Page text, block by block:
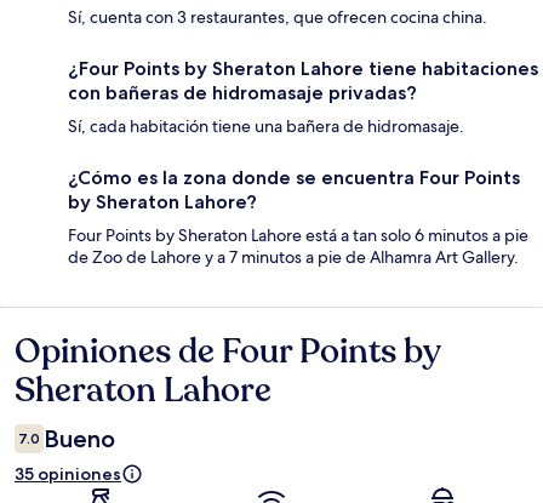
Sí, cuenta con 3 restaurantes, que ofrecen cocina china.
¿Four Points by Sheraton Lahore tiene habitaciones
con bañeras de hidromasaje privadas?
Sí, cada habitación tiene una bañera de hidromasaje.
¿Cómo es la zona donde se encuentra Four Points
by Sheraton Lahore?
Four Points by Sheraton Lahore está a tan solo 6 minutos a pie
de Zoo de Lahore y a 7 minutos a pie de Alhamra Art Gallery.
Opiniones
Opiniones de Four Points by
Sheraton Lahore
7.0 Bueno
35 opiniones